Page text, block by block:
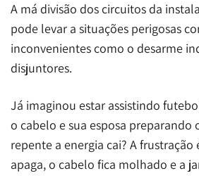
A má divisão dos circuitos da
pode levar a situações perigosas
inconvenientes como o desarme
disjuntores.
Já imaginou estar assistindo
o cabelo e sua esposa preparando
repente a energia cai? A frustração
apaga, o cabelo fica molhado e a